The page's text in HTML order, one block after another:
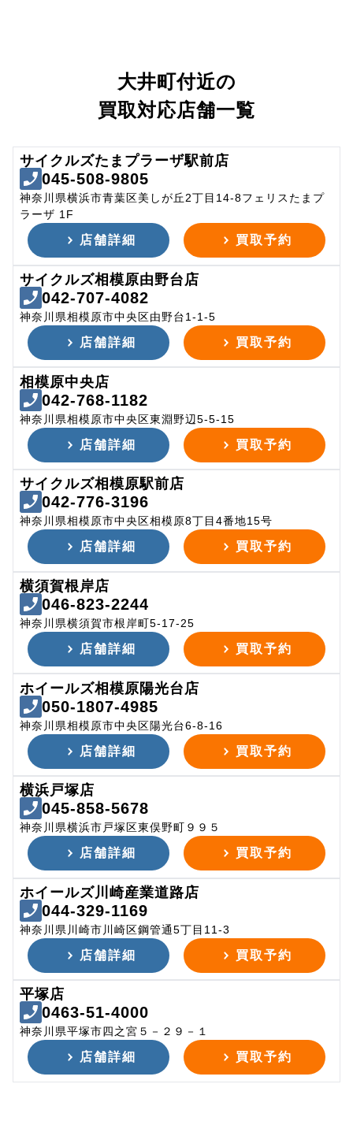
大井町付近の
買取対応店舗一覧
サイクルズたまプラーザ駅前店
045-508-9805
神奈川県横浜市青葉区美しが丘2丁目14-8フェリスたまプ
ラーザ 1F
店舗詳細 買取予約
サイクルズ相模原由野台店
042-707-4082
神奈川県相模原市中央区由野台1-1-5
店舗詳細 買取予約
相模原中央店
042-768-1182
神奈川県相模原市中央区東淵野辺5-5-15
店舗詳細 買取予約
サイクルズ相模原駅前店
042-776-3196
神奈川県相模原市中央区相模原8丁目4番地15号
店舗詳細 買取予約
横須賀根岸店
046-823-2244
神奈川県横須賀市根岸町5-17-25
店舗詳細 買取予約
ホイールズ相模原陽光台店
050-1807-4985
神奈川県相模原市中央区陽光台6-8-16
店舗詳細 買取予約
横浜戸塚店
045-858-5678
神奈川県横浜市戸塚区東俣野町９９５
店舗詳細 買取予約
ホイールズ川崎産業道路店
044-329-1169
神奈川県川崎市川崎区鋼管通5丁目11-3
店舗詳細 買取予約
平塚店
0463-51-4000
神奈川県平塚市四之宮５－２９－１
店舗詳細 買取予約